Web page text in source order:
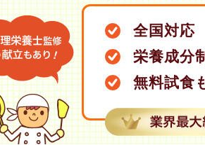
全国対応
栄養成分
無料試食